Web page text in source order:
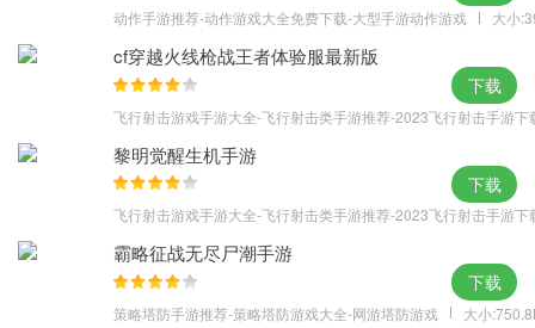
动作手游推荐-动作游戏大全免费下载-大型手游动作游戏 大小
cf穿越火线枪战王者体验服最新版
飞行射击游戏手游大全-飞行射击类手游推荐-2023飞行射击手游下
下载
黎明觉醒生机手游
飞行射击游戏手游大全-飞行射击类手游推荐-2023飞行射击手游下
下载
霸略征战无尽尸潮手游
策略塔防手游推荐-策略塔防游戏大全-网游塔防游戏 大小
下载